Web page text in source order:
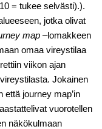
= tukee selvästi).).
jotka olivat
map –lomakkeen
omaa vireystilaa
viikon ajan
Jokainen
journey map’in
vuorotellen
näkökulmaan